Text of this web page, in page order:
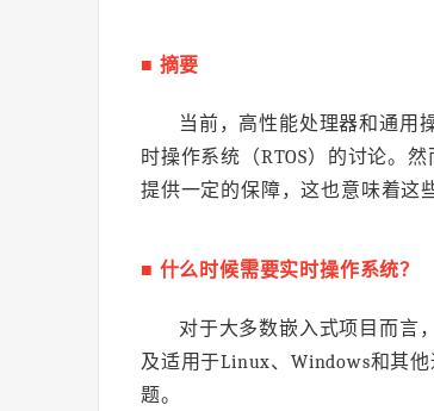
■ 摘要
当前，高性能处理器和通用
时操作系统（RTOS）的讨论。
提供一定的保障，这也意味着这
■ 什么时候需要实时操作系统？
对于大多数嵌入式项目而言
及适用于Linux、Windows和其
题。